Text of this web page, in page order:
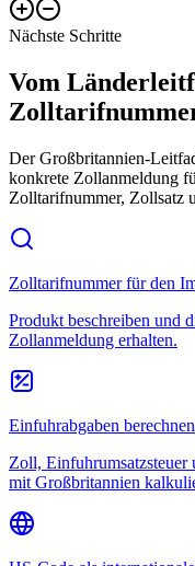
Nächste Schritte
Vom
Der Großbritannien-
konkrete Zollanmeldung
Zolltarifnummer, Zollsatz
Zolltarifnummer für den
Produkt beschreiben und
Zollanmeldung erhalten.
Einfuhrabgaben berechnen
Zoll, Einfuhrumsatzsteuer
mit Großbritannien